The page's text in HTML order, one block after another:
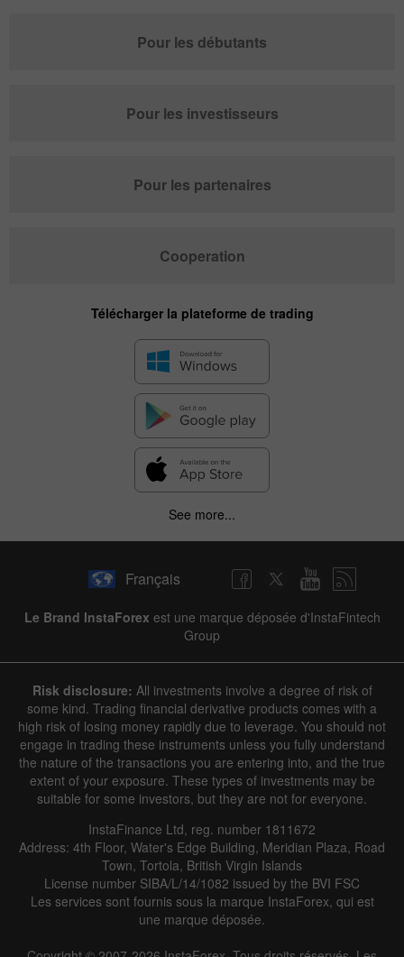
Pour les débutants
Pour les investisseurs
Pour les partenaires
Cooperation
Télécharger la plateforme de trading
See more...
Français
Le Brand InstaForex est une marque déposée d'InstaFintech
Group
Risk disclosure: All investments involve a degree of risk of
some kind. Trading financial derivative products comes with a
high risk of losing money rapidly due to leverage. You should not
engage in trading these instruments unless you fully understand
the nature of the transactions you are entering into, and the true
extent of your exposure. These types of investments may be
suitable for some investors, but they are not for everyone.
InstaFinance Ltd, reg. number 1811672
Address: 4th Floor, Water's Edge Building, Meridian Plaza, Road
Town, Tortola, British Virgin Islands
License number SIBA/L/14/1082 issued by the BVI FSC
Les services sont fournis sous la marque InstaForex, qui est
une marque déposée.